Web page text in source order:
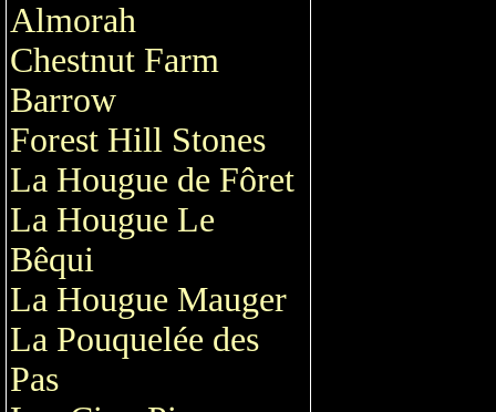
Almorah
Chestnut Farm
Barrow
Forest Hill Stones
La Hougue de Fôret
La Hougue Le
Bêqui
La Hougue Mauger
La Pouquelée des
Pas